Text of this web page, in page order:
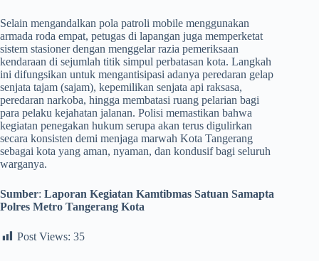
​Selain mengandalkan pola patroli mobile menggunakan
armada roda empat, petugas di lapangan juga memperketat
sistem stasioner dengan menggelar razia pemeriksaan
kendaraan di sejumlah titik simpul perbatasan kota. Langkah
ini difungsikan untuk mengantisipasi adanya peredaran gelap
senjata tajam (sajam), kepemilikan senjata api raksasa,
peredaran narkoba, hingga membatasi ruang pelarian bagi
para pelaku kejahatan jalanan. Polisi memastikan bahwa
kegiatan penegakan hukum serupa akan terus digulirkan
secara konsisten demi menjaga marwah Kota Tangerang
sebagai kota yang aman, nyaman, dan kondusif bagi seluruh
warganya.
Sumber: Laporan Kegiatan Kamtibmas Satuan Samapta
Polres Metro Tangerang Kota
Post Views: 35